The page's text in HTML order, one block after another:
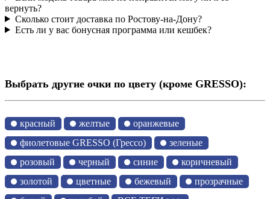
вернуть?
Сколько стоит доставка по Ростову-на-Дону?
Есть ли у вас бонусная программа или кешбек?
Выбрать другие очки по цвету (кроме GRESSO):
красный желтые
оранжевые
фиолетовые GRESSO (Грессо)
зеленые
розовый
черный синие
коричневый
золотой
цветные бежевый
прозрачные